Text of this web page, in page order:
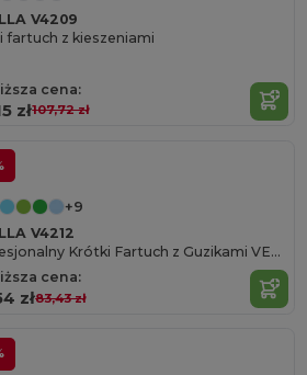
V4209
fartuch z kieszeniami
cena:
zł107,72 zł
+9
V4212
Profesjonalny Krótki Fartuch z Guzikami VELILLA
cena:
zł83,43 zł